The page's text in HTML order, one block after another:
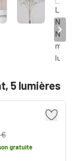
5 lumières
€
gratuite